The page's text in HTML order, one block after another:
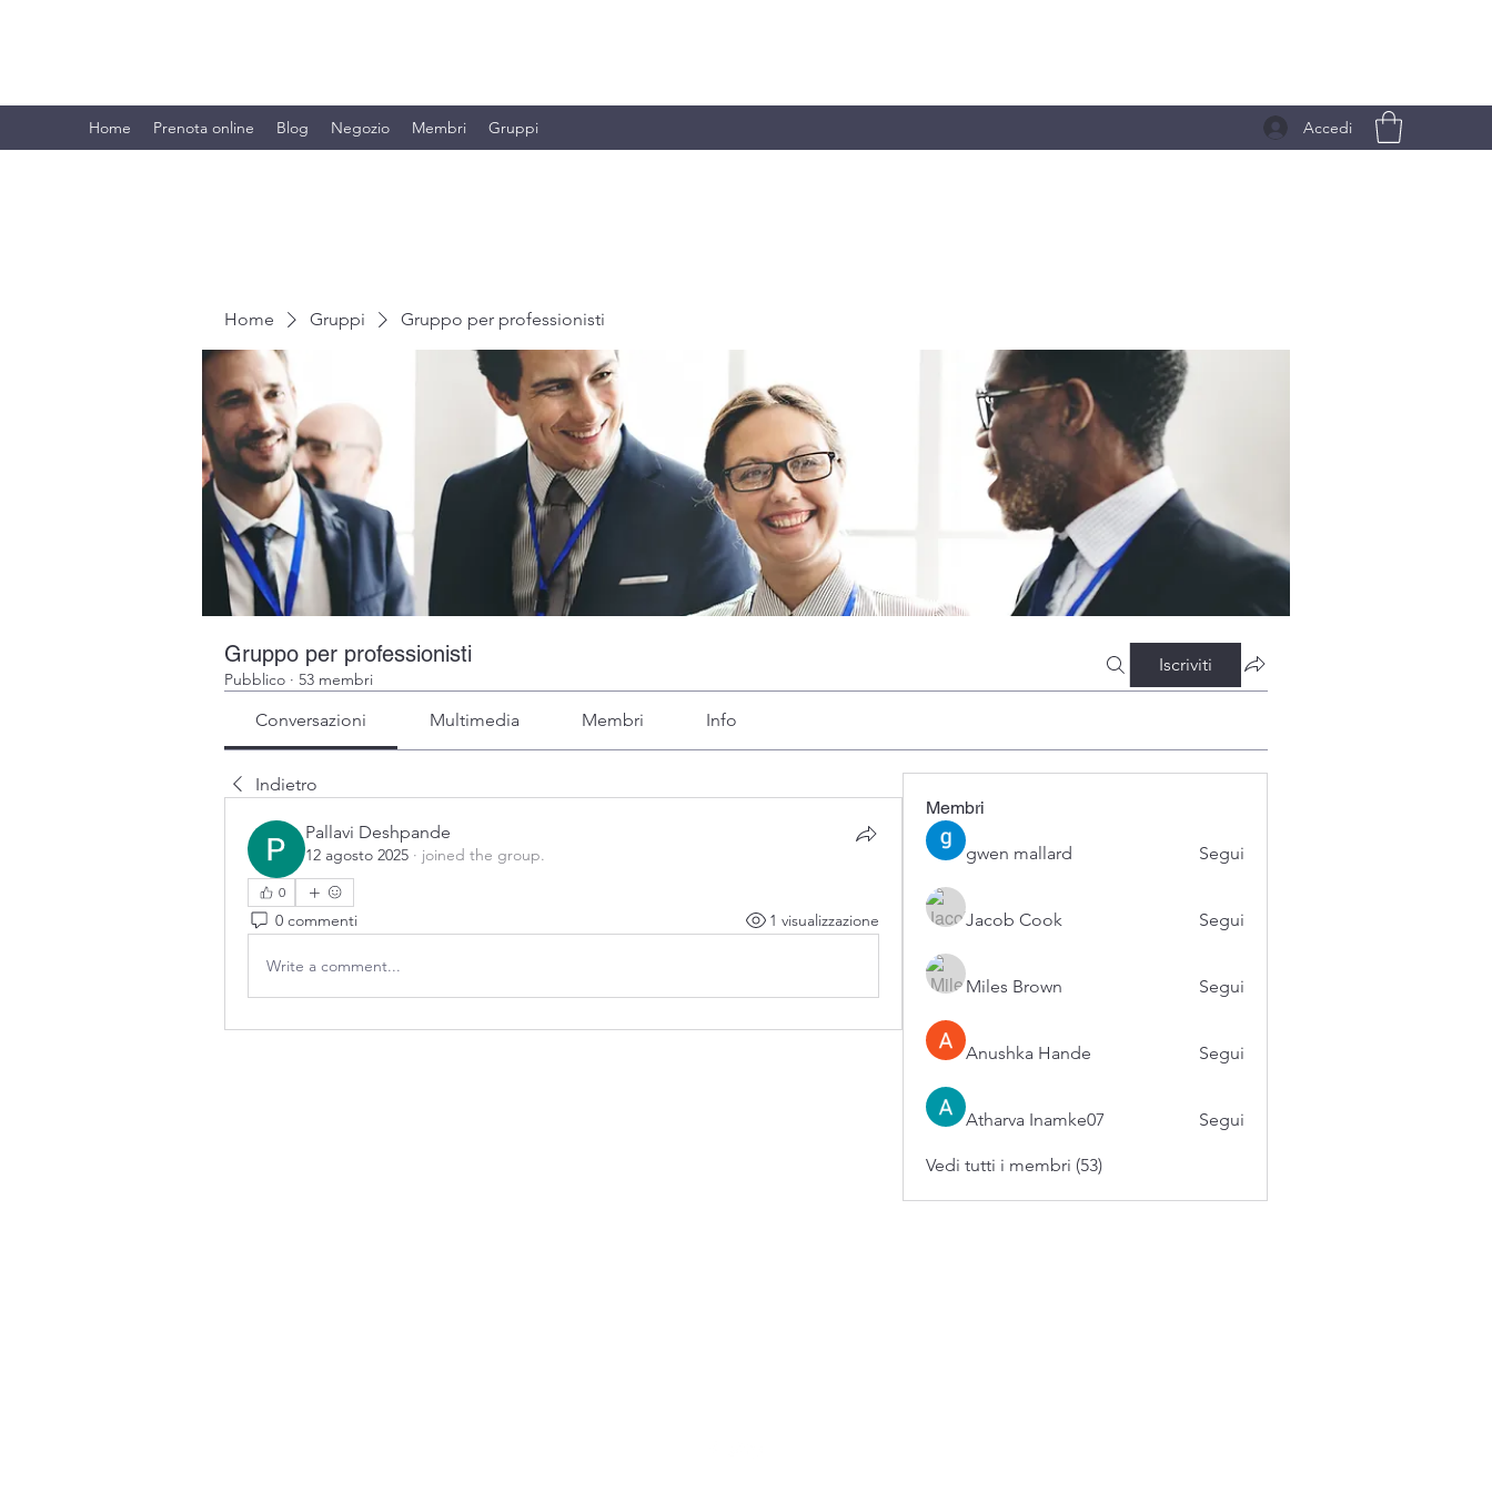
Home Prenota online Blog Negozio Membri Gruppi Accedi
Home Gruppi Gruppo per professionisti
Gruppo per professionisti
Pubblico · 53 membri
Iscriviti
Conversazioni Multimedia Membri Info
Indietro
Pallavi Deshpande
12 agosto 2025 · joined the group.
0
0 commenti 1 visualizzazione
Write a comment...
Membri
gwen mallard Segui
Jacob Cook Segui
Miles Brown Segui
Anushka Hande Segui
Atharva Inamke07 Segui
Vedi tutti i membri (53)